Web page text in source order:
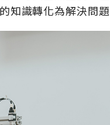
知識轉化為解決問